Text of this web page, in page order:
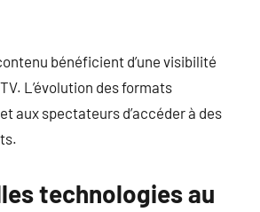
bénéficient d’une visibilité
L’évolution des formats
aux spectateurs d’accéder à des
technologies au